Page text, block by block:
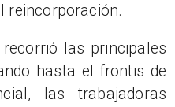
reincorporación.
las principales
hasta el frontis de
las trabajadoras